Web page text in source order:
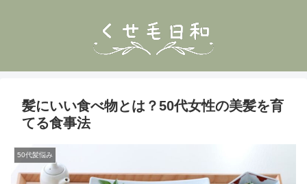
髪にいい食べ物とは？50代女性の美髪を育
てる食事法
50代髪悩み